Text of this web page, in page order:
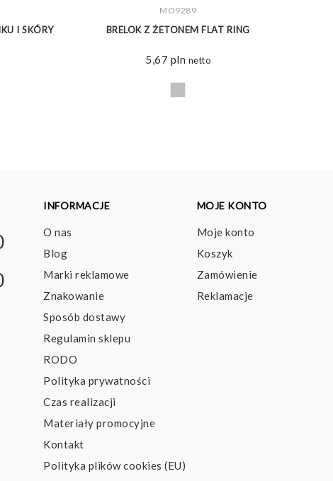
I SKÓRY
ZOBACZ WIĘCEJ
MO9289
BRELOK Z ŻETONEM FLAT RING
5,67 pln netto
INFORMACJE
O nas
Blog
Marki reklamowe
Znakowanie
Sposób dostawy
Regulamin sklepu
RODO
Polityka prywatności
Czas realizacji
Materiały promocyjne
Kontakt
Polityka plików cookies (EU)
MOJE KONTO
Moje konto
Koszyk
Zamówienie
Reklamacje